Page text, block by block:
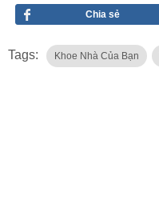
Chia sẻ
Tags: Khoe Nhà Của Bạn